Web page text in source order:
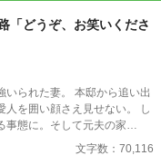
「どうぞ、お笑いくださ
られた妻。 本邸から追い出
人を囲い顔さえ見せない。 し
事態に。そして元夫の家
文字数：70,116